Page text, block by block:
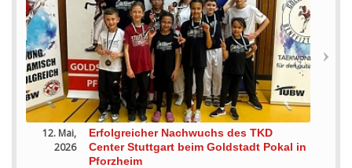
12. Mai,
2026
Erfolgreicher Nachwuchs des TKD
Center Stuttgart beim Goldstadt Pokal in
Pforzheim